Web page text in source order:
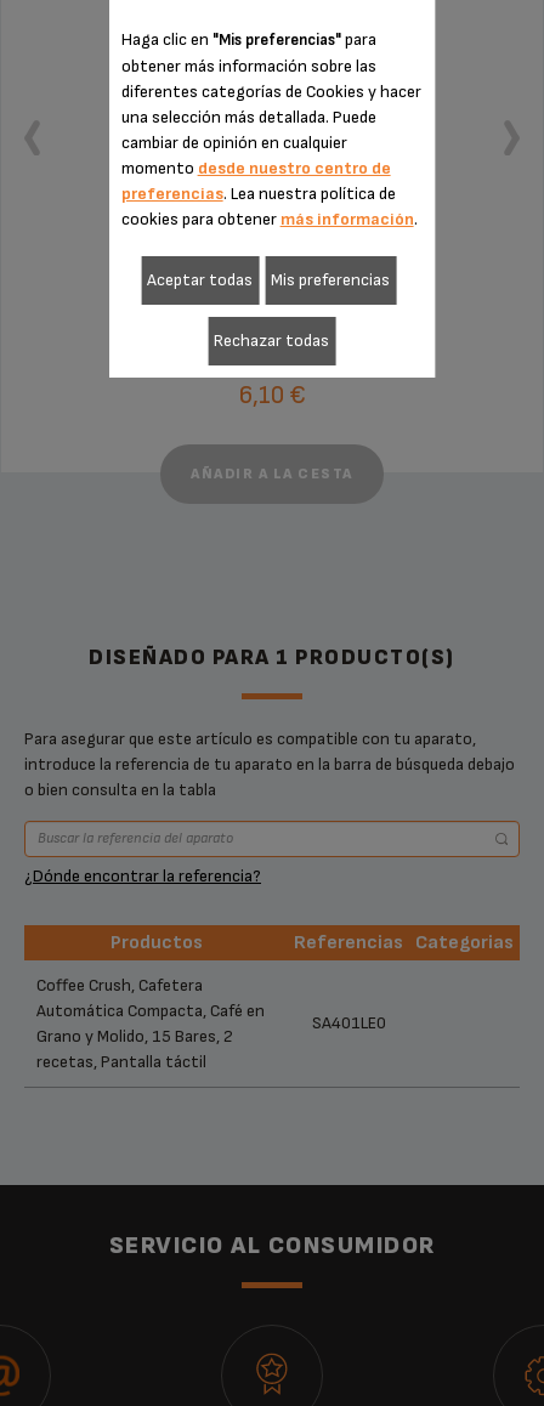
¡Ni una gota fuera!
6,10 €
AÑADIR A LA CESTA
DISEÑADO PARA 1 PRODUCTO(S)
Para asegurar que este artículo es compatible con tu aparato,
introduce la referencia de tu aparato en la barra de búsqueda debajo
o bien consulta en la tabla
¿Dónde encontrar la referencia?
Productos Referencias
Categorias
Productos
Coffee Crush, Cafetera
Automática Compacta, Café en
Grano y Molido, 15 Bares, 2
recetas, Pantalla táctil
SA401LE0
SERVICIO AL CONSUMIDOR
Haga clic en "Mis preferencias"para
obtener más información sobre las
diferentes categorías de Cookies y hacer
una selección más detallada. Puede
cambiar de opinión en cualquier
momento desde nuestro centro de
preferencias. Lea nuestra política de
cookies para obtener más información.
Aceptar todas Mis preferencias
Rechazar todas